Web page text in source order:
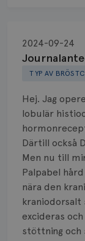
TYP AV
2024-09-24
Hej. Jag
lobulär
Därtill också
Men nu till
Palpabel
nära den
excideras
stöttning och
Biopsi
Biverkningar
Bröstvårta
Knöl
Läkemedel
Typ av
Smärta